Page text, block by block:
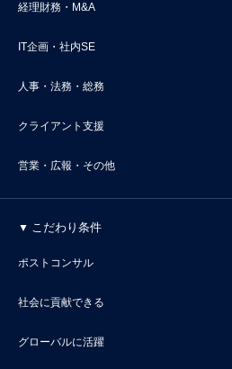
経理財務・M&A
IT企画・社内SE
人事・法務・総務
クライアント支援
営業・広報・その他
こだわり条件
ポストコンサル
社会に貢献できる
グローバルに活躍